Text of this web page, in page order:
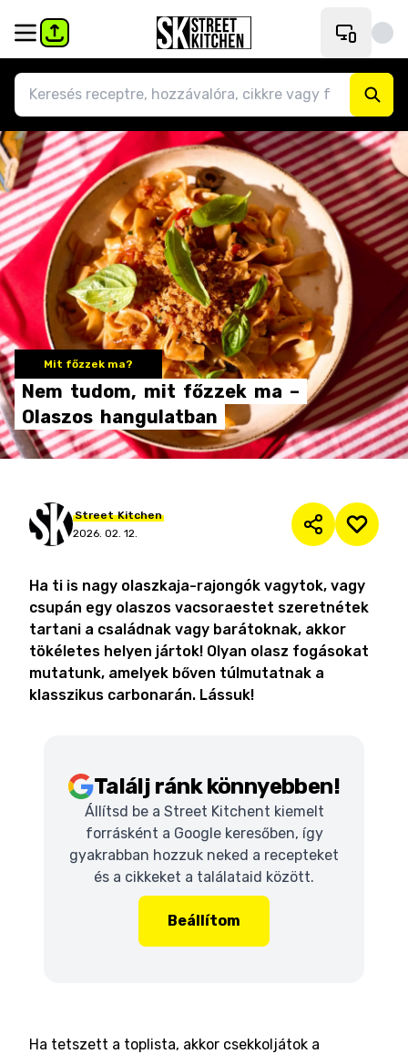
Mit főzzek ma?
Nem tudom, mit főzzek ma –
Olaszos hangulatban
Street Kitchen
2026. 02. 12.
Ha ti is nagy olaszkaja-rajongók vagytok, vagy
csupán egy olaszos vacsoraestet szeretnétek
tartani a családnak vagy barátoknak, akkor
tökéletes helyen jártok! Olyan olasz fogásokat
mutatunk, amelyek bőven túlmutatnak a
klasszikus carbonarán. Lássuk!
Találj ránk könnyebben!
Állítsd be a Street Kitchent kiemelt
forrásként a Google keresőben, így
gyakrabban hozzuk neked a recepteket
és a cikkeket a találataid között.
Beállítom
Ha tetszett a toplista, akkor csekkoljátok a